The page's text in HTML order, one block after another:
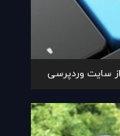
سایت وردپرسی